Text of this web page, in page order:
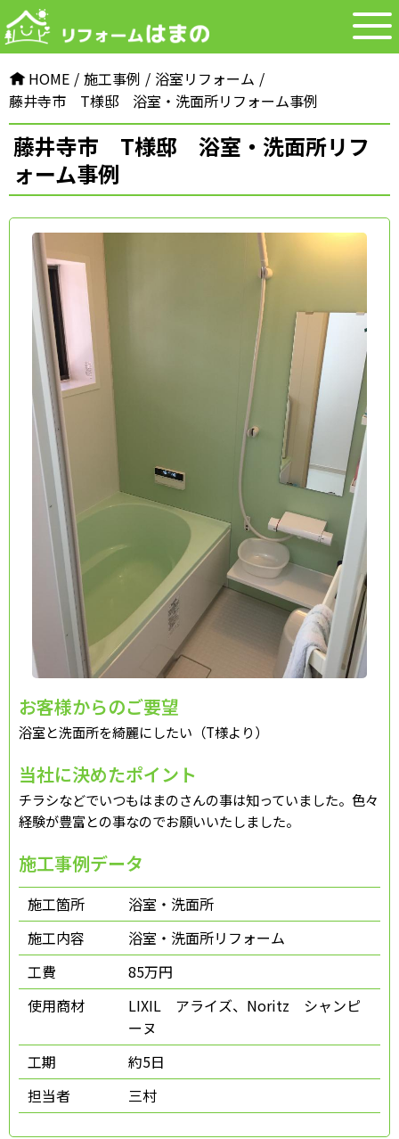
HOME 施⼯事例
浴室リフォーム
藤井寺市 T様邸 浴室・洗面所リフォーム事例
藤井寺市 T様邸 浴室・洗面所リフ
ォーム事例
お客様からのご要望
浴室と洗面所を綺麗にしたい（T様より）
当社に決めたポイント
チラシなどでいつもはまのさんの事は知っていました。色々
経験が豊富との事なのでお願いいたしました。
施工事例データ
施工箇所
浴室・洗面所
施工内容
浴室・洗面所リフォーム
工費
85万円
使用商材
LIXIL アライズ、Noritz シャンピ
ーヌ
工期
約5日
担当者
三村